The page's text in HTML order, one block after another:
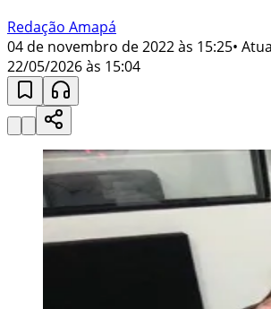
Redação Amapá
04 de novembro de 2022 às 15:25•
22/05/2026 às 15:04